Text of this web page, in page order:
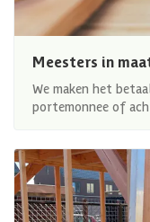
Meesters in
We maken het
portemonnee of